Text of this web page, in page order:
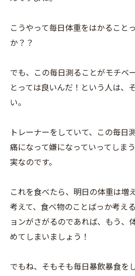
こうやって毎日体重をはかること
か？？
でも、この毎日測ることがモチベ
とっては良いんだ！という人は、
い。
トレーナーをしていて、この毎日
痛になって嫌になっていってしま
実なのです。
これを食べたら、明日の体重は増
考えて、食べ物のことばっか考え
ョンがさがるのであれば、もう、
めてしまいましょう！
でもね、そもそも毎日暴飲暴食を